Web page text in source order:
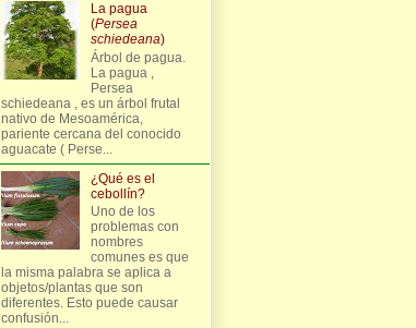
La pagua
(Persea
schiedeana)
Árbol de pagua.
La pagua ,
Persea
schiedeana , es un árbol frutal
nativo de Mesoamérica,
pariente cercana del conocido
aguacate ( Perse...
¿Qué es el
cebollín?
Uno de los
problemas con
nombres
comunes es que
la misma palabra se aplica a
objetos/plantas que son
diferentes. Esto puede causar
confusión...